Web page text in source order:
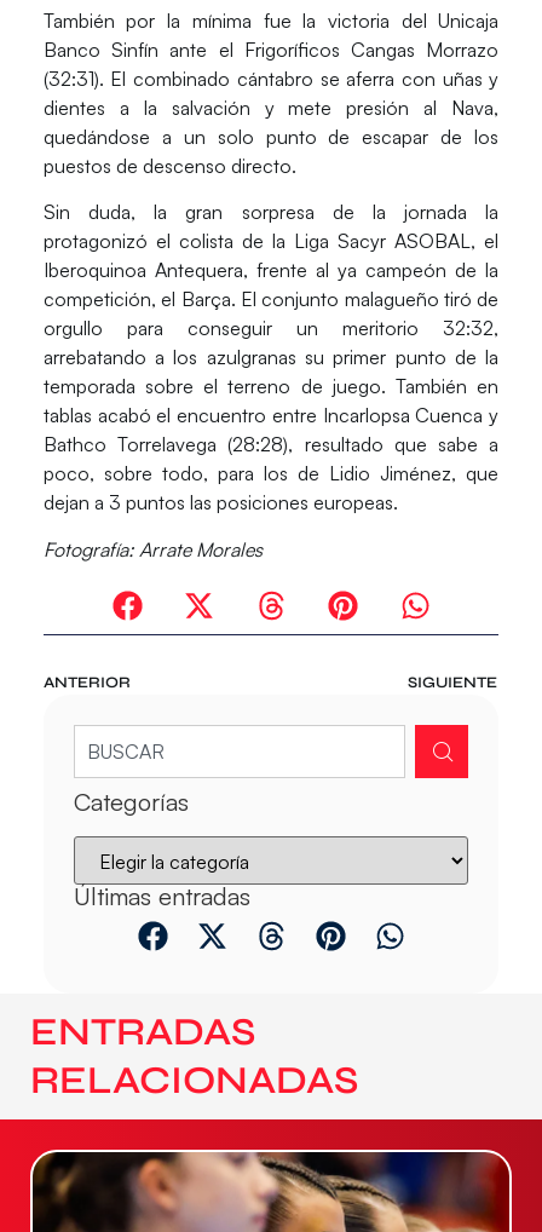
También por la mínima fue la victoria delUnicaja
Banco Sinfín ante el Frigoríficos Cangas Morrazo
(32:31). El combinado cántabro se aferra con uñas y
dientes a la salvación y mete presión al Nava,
quedándose a un solo punto de escapar de los
puestos de descenso directo.
Sin duda, la gran sorpresa de la jornada la
protagonizó el colista de la Liga Sacyr ASOBAL, el
Iberoquinoa Antequera, frente al ya campeón de la
competición, el Barça. El conjunto malagueño tiró de
orgullo para conseguir un meritorio 32:32,
arrebatando a los azulgranas su primer punto de la
temporada sobre el terreno de juego. También en
tablas acabó el encuentro entre Incarlopsa Cuenca y
Bathco Torrelavega (28:28), resultado que sabe a
poco, sobre todo, para los de Lidio Jiménez, que
dejan a 3 puntos las posiciones europeas.
Fotografía: Arrate Morales
ANTERIOR SIGUIENTE
Categorías
Últimas entradas
ENTRADAS
RELACIONADAS